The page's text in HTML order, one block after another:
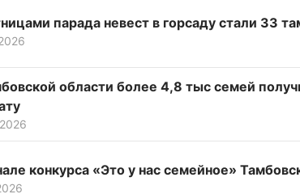
парада невест в горсаду стали 33
области более 4,8 тыс семей
конкурса «Это у нас семейное»